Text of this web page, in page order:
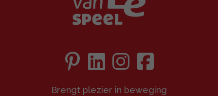
Brengt plezier in beweging